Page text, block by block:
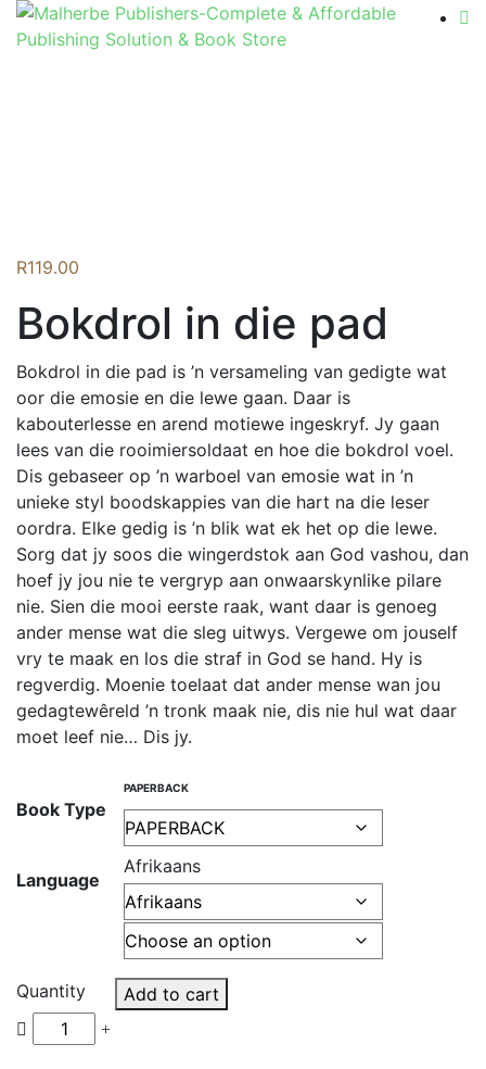
R119.00
Bokdrol in die pad
Bokdrol in die pad is ’n versameling van gedigte wat
oor die emosie en die lewe gaan. Daar is
kabouterlesse en arend motiewe ingeskryf. Jy gaan
lees van die rooimiersoldaat en hoe die bokdrol voel.
Dis gebaseer op ’n warboel van emosie wat in ’n
unieke styl boodskappies van die hart na die leser
oordra. Elke gedig is ’n blik wat ek het op die lewe.
Sorg dat jy soos die wingerdstok aan God vashou, dan
hoef jy jou nie te vergryp aan onwaarskynlike pilare
nie. Sien die mooi eerste raak, want daar is genoeg
ander mense wat die sleg uitwys. Vergewe om jouself
vry te maak en los die straf in God se hand. Hy is
regverdig. Moenie toelaat dat ander mense wan jou
gedagtewêreld ’n tronk maak nie, dis nie hul wat daar
moet leef nie… Dis jy.
Book Type
PAPERBACK
Language
Afrikaans
Quantity Add to cart